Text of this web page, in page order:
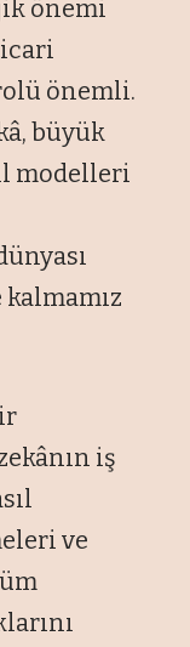
önemi
önemli.
büyük
modelleri
iş
ve